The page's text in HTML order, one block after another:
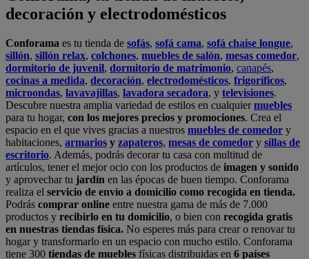
decoración y electrodomésticos
Conforama es tu tienda de sofás, sofá cama, sofá chaise longue,
sillón, sillón relax, colchones, muebles de salón, mesas comedor,
dormitorio de juvenil, dormitorio de matrimonio, canapés,
cocinas a medida, decoración, electrodomésticos, frigoríficos,
microondas, lavavajillas, lavadora secadora, y televisiones.
Descubre nuestra amplia variedad de estilos en cualquiermuebles
para tu hogar, con los mejores precios y promociones. Crea el
espacio en el que vives gracias a nuestros muebles de comedor y
habitaciones, armarios y zapateros, mesas de comedor y sillas de
escritorio. Además, podrás decorar tu casa con multitud de
artículos, tener el mejor ocio con los productos de imagen y sonido
y aprovechar tu jardín en las épocas de buen tiempo. Conforama
realiza el servicio de envío a domicilio como recogida en tienda.
Podrás comprar online entre nuestra gama de más de 7.000
productos y recibirlo en tu domicilio, o bien con recogida gratis
en nuestras tiendas física. No esperes más para crear o renovar tu
hogar y transformarlo en un espacio con mucho estilo. Conforama
tiene 300 tiendas de muebles físicas distribuidas en 6 países